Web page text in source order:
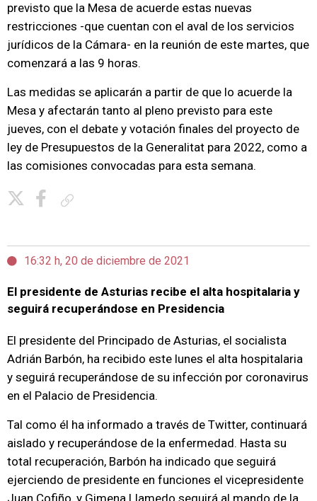
previsto que la Mesa de acuerde estas nuevas
restricciones -que cuentan con el aval de los servicios
jurídicos de la Cámara- en la reunión de este martes, que
comenzará a las 9 horas.
Las medidas se aplicarán a partir de que lo acuerde la
Mesa y afectarán tanto al pleno previsto para este
jueves, con el debate y votación finales del proyecto de
ley de Presupuestos de la Generalitat para 2022, como a
las comisiones convocadas para esta semana.
16:32 h, 20 de diciembre de 2021
El presidente de Asturias recibe el alta hospitalaria y
seguirá recuperándose en Presidencia
El presidente del Principado de Asturias, el socialista
Adrián Barbón, ha recibido este lunes el alta hospitalaria
y seguirá recuperándose de su infección por coronavirus
en el Palacio de Presidencia.
Tal como él ha informado a través de Twitter, continuará
aislado y recuperándose de la enfermedad. Hasta su
total recuperación, Barbón ha indicado que seguirá
ejerciendo de presidente en funciones el vicepresidente